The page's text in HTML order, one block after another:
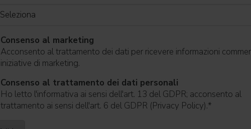
Consenso al marketing
Acconsento al trattamento dei dati per ricevere informazioni
iniziative di marketing.
Consenso al trattamento dei dati personali
Ho letto l'informativa ai sensi dell'art. 13 del GDPR; acconsento al
trattamento ai sensi dell'art. 6 del GDPR (Privacy Policy).*